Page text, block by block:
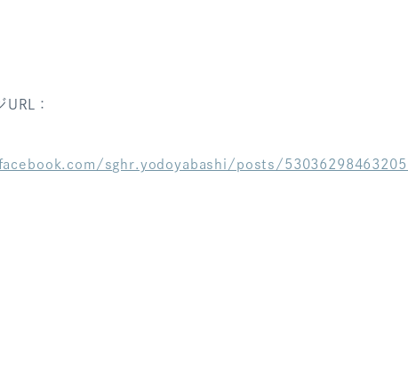
：
sghr.yodoyabashi/posts/